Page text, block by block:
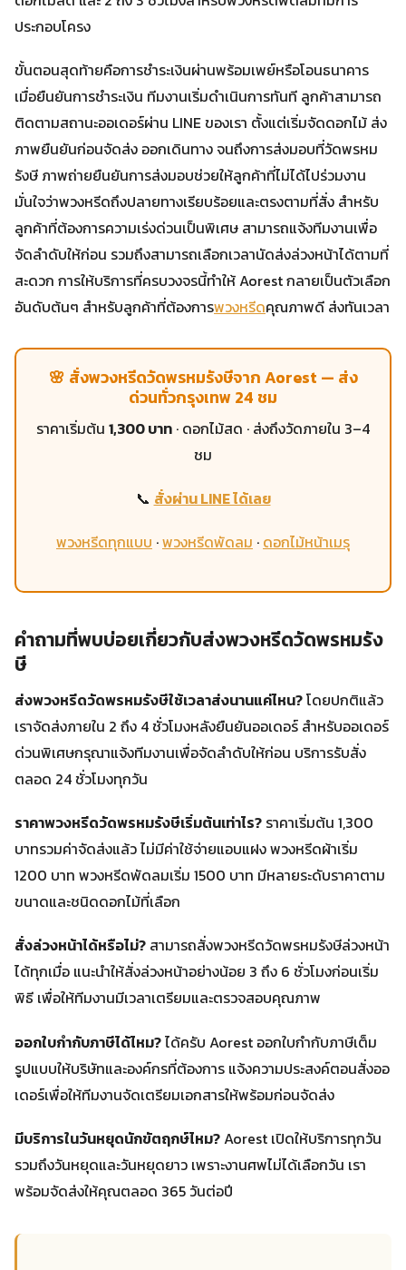
ประกอบโครง
ขั้นตอนสุดท้ายคือการชำระเงินผ่านพร้อมเพย์หรือโอนธนาคาร
เมื่อยืนยันการชำระเงิน ทีมงานเริ่มดำเนินการทันที ลูกค้าสามารถ
ติดตามสถานะออเดอร์ผ่าน LINE ของเรา ตั้งแต่เริ่มจัดดอกไม้ ส่ง
ภาพยืนยันก่อนจัดส่ง ออกเดินทาง จนถึงการส่งมอบที่วัดพรหม
รังษี ภาพถ่ายยืนยันการส่งมอบช่วยให้ลูกค้าที่ไม่ได้ไปร่วมงาน
มั่นใจว่าพวงหรีดถึงปลายทางเรียบร้อยและตรงตามที่สั่ง สำหรับ
ลูกค้าที่ต้องการความเร่งด่วนเป็นพิเศษ สามารถแจ้งทีมงานเพื่อ
จัดลำดับให้ก่อน รวมถึงสามารถเลือกเวลานัดส่งล่วงหน้าได้ตามที่
สะดวก การให้บริการที่ครบวงจรนี้ทำให้ Aorest กลายเป็นตัวเลือก
อันดับต้นๆ สำหรับลูกค้าที่ต้องการพวงหรีดคุณภาพดี ส่งทันเวลา
🌸 สั่งพวงหรีดวัดพรหมรังษีจาก Aorest — ส่ง
ด่วนทั่วกรุงเทพ 24 ชม
ราคาเริ่มต้น 1,300 บาท · ดอกไม้สด · ส่งถึงวัดภายใน 3–4
ชม
📞 สั่งผ่าน LINE ได้เลย
พวงหรีดทุกแบบ ·พวงหรีดพัดลม · ดอกไม้หน้าเมรุ
คำถามที่พบบ่อยเกี่ยวกับส่งพวงหรีดวัดพรหมรัง
ษี
ส่งพวงหรีดวัดพรหมรังษีใช้เวลาส่งนานแค่ไหน?โดยปกติแล้ว
เราจัดส่งภายใน 2 ถึง 4 ชั่วโมงหลังยืนยันออเดอร์ สำหรับออเดอร์
ด่วนพิเศษกรุณาแจ้งทีมงานเพื่อจัดลำดับให้ก่อน บริการรับสั่ง
ตลอด 24 ชั่วโมงทุกวัน
ราคาพวงหรีดวัดพรหมรังษีเริ่มต้นเท่าไร? ราคาเริ่มต้น 1,300
บาทรวมค่าจัดส่งแล้ว ไม่มีค่าใช้จ่ายแอบแฝง พวงหรีดผ้าเริ่ม
1200 บาท พวงหรีดพัดลมเริ่ม 1500 บาท มีหลายระดับราคาตาม
ขนาดและชนิดดอกไม้ที่เลือก
สั่งล่วงหน้าได้หรือไม่? สามารถสั่งพวงหรีดวัดพรหมรังษีล่วงหน้า
ได้ทุกเมื่อ แนะนำให้สั่งล่วงหน้าอย่างน้อย 3 ถึง 6 ชั่วโมงก่อนเริ่ม
พิธี เพื่อให้ทีมงานมีเวลาเตรียมและตรวจสอบคุณภาพ
ออกใบกำกับภาษีได้ไหม?ได้ครับ Aorest ออกใบกำกับภาษีเต็ม
รูปแบบให้บริษัทและองค์กรที่ต้องการ แจ้งความประสงค์ตอนสั่งออ
เดอร์เพื่อให้ทีมงานจัดเตรียมเอกสารให้พร้อมก่อนจัดส่ง
มีบริการในวันหยุดนักขัตฤกษ์ไหม?Aorest เปิดให้บริการทุกวัน
รวมถึงวันหยุดและวันหยุดยาว เพราะงานศพไม่ได้เลือกวัน เรา
พร้อมจัดส่งให้คุณตลอด 365 วันต่อปี